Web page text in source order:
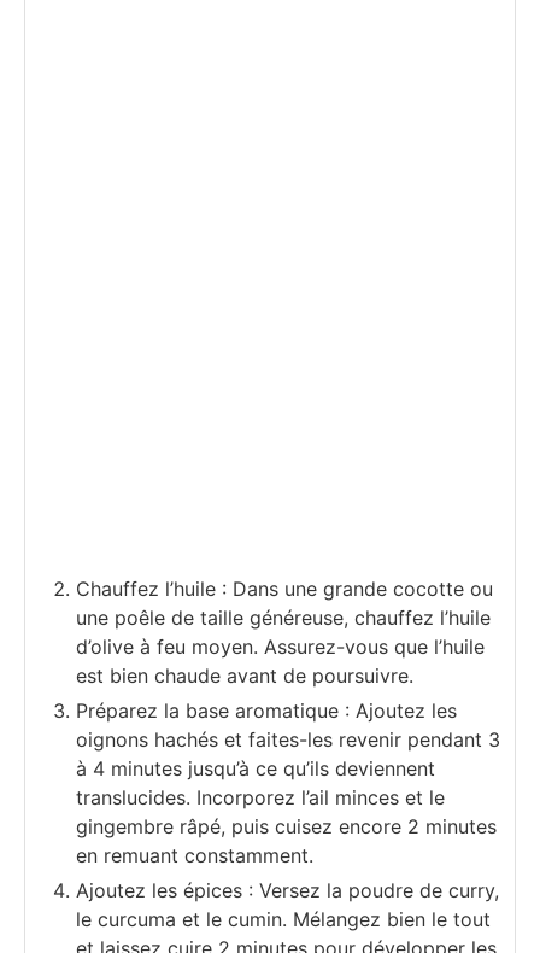
Chauffez l’huile : Dans une grande cocotte ou
une poêle de taille généreuse, chauffez l’huile
d’olive à feu moyen. Assurez-vous que l’huile
est bien chaude avant de poursuivre.
Préparez la base aromatique : Ajoutez les
oignons hachés et faites-les revenir pendant 3
à 4 minutes jusqu’à ce qu’ils deviennent
translucides. Incorporez l’ail minces et le
gingembre râpé, puis cuisez encore 2 minutes
en remuant constamment.
Ajoutez les épices : Versez la poudre de curry,
le curcuma et le cumin. Mélangez bien le tout